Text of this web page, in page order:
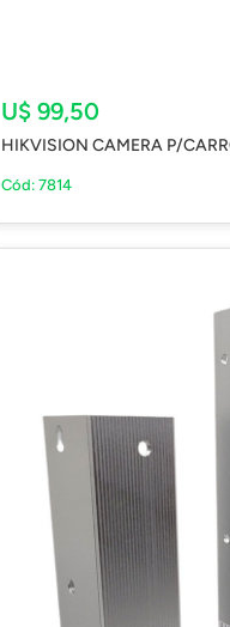
U$ 99,50
HIKVISION CAMERA P/
Cód: 7814